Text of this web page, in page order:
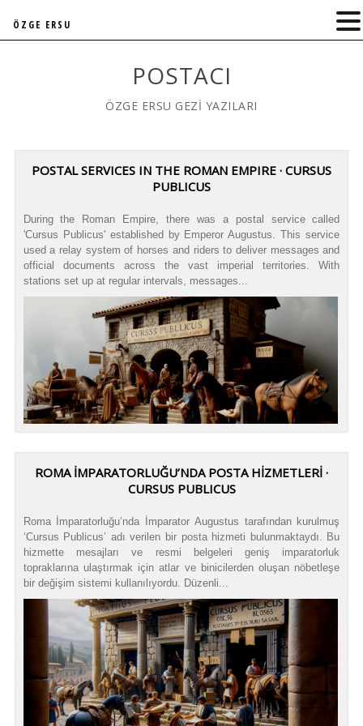
POSTACI
ÖZGE ERSU GEZİ YAZILARI
POSTAL SERVICES IN THE ROMAN EMPIRE · CURSUS
PUBLICUS
During the Roman Empire, there was a postal service called
'Cursus Publicus' established by Emperor Augustus. This service
used a relay system of horses and riders to deliver messages and
official documents across the vast imperial territories. With
stations set up at regular intervals, messages...
ROMA İMPARATORLUĞU’NDA POSTA HİZMETLERİ ·
CURSUS PUBLICUS
Roma İmparatorluğu’nda İmparator Augustus tarafından kurulmuş
‘Cursus Publicus’ adı verilen bir posta hizmeti bulunmaktaydı. Bu
hizmette mesajları ve resmi belgeleri geniş imparatorluk
topraklarına ulaştırmak için atlar ve binicilerden oluşan nöbetleşe
bir değişim sistemi kullanılıyordu. Düzenli...
ÖZGE ERSU